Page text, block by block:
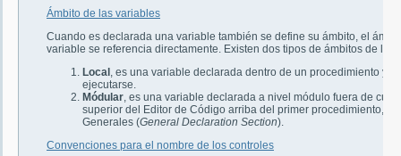
Ámbito de las variables
Cuando es declarada una variable también se define su ámbito, el
variable se referencia directamente. Existen dos tipos de ámbitos de las
Local , es una variable declarada dentro de un procedimiento y
ejecutarse.
Módular, es una variable declarada a nivel módulo fuera de
superior del Editor de Código arriba del primer procedimiento,
Generales (General Declaration Section).
Convenciones para el nombre de los controles